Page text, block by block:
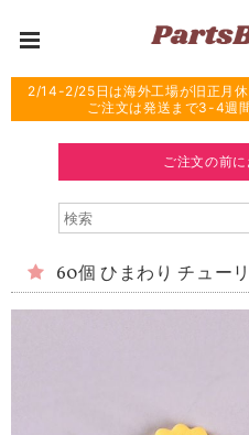
2/14-2/25日は海外工場が旧正月
ご注文は発送まで3-4週
ご注文の前
60個 ひまわり チュー